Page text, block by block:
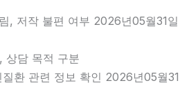
, 저작 불편 여부 2026년05월31일
상담 목적 구분
환 관련 정보 확인 2026년05월31